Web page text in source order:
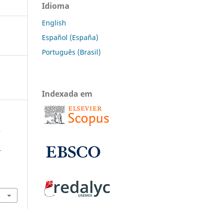
Idioma
English
Español (España)
Português (Brasil)
Indexada em